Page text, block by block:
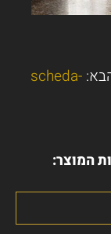
scheda-
המוצר: